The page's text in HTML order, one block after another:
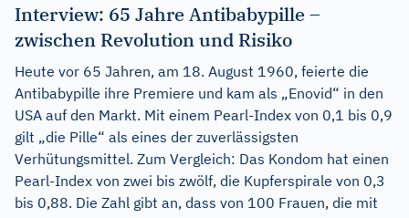
Interview: 65 Jahre Antibabypille –
zwischen Revolution und Risiko
Heute vor 65 Jahren, am 18. August 1960, feierte die
Antibabypille ihre Premiere und kam als „Enovid“ in den
USA auf den Markt. Mit einem Pearl-Index von 0,1 bis 0,9
gilt „die Pille“ als eines der zuverlässigsten
Verhütungsmittel. Zum Vergleich: Das Kondom hat einen
Pearl-Index von zwei bis zwölf, die Kupferspirale von 0,3
bis 0,88. Die Zahl gibt an, dass von 100 Frauen, die mit